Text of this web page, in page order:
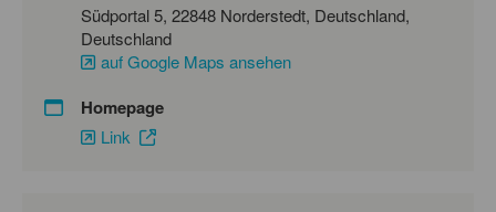
Südportal 5, 22848 Norderstedt, Deutschland,
Deutschland
auf Google Maps ansehen
Homepage
Link